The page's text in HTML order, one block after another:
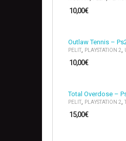
10,00€
Outlaw Tennis –
PELIT, PLAYSTATION 2,
10,00€
Total Overdose –
PELIT, PLAYSTATION 2,
15,00€